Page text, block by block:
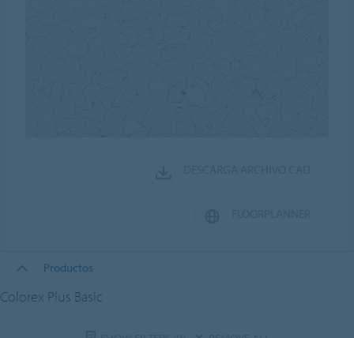
Productos
Colorex Plus Basic